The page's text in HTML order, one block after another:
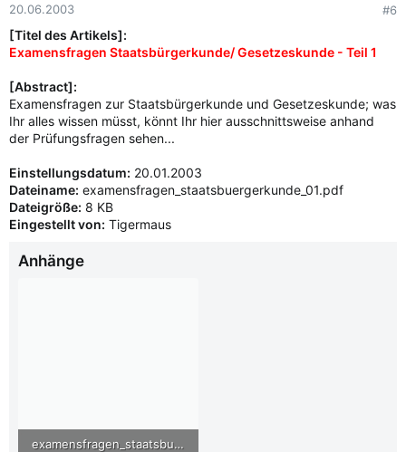
20.06.2003 #6
[Titel des Artikels]:
Examensfragen Staatsbürgerkunde/ Gesetzeskunde - Teil 1
[Abstract]:
Examensfragen zur Staatsbürgerkunde und Gesetzeskunde; was
Ihr alles wissen müsst, könnt Ihr hier ausschnittsweise anhand
der Prüfungsfragen sehen...
Einstellungsdatum: 20.01.2003
Dateiname: examensfragen_staatsbuergerkunde_01.pdf
Dateigröße: 8 KB
Eingestellt von: Tigermaus
Anhänge
examensfragen_staatsbuergerkunde_01.pdf